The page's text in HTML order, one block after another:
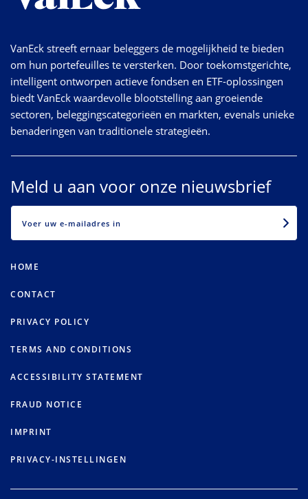
VanEck streeft ernaar beleggers de mogelijkheid te bieden
om hun portefeuilles te versterken. Door toekomstgerichte,
intelligent ontworpen actieve fondsen en ETF-oplossingen
biedt VanEck waardevolle blootstelling aan groeiende
sectoren, beleggingscategorieën en markten, evenals unieke
benaderingen van traditionele strategieën.
Meld u aan voor onze nieuwsbrief
HOME
CONTACT
PRIVACY POLICY
TERMS AND CONDITIONS
ACCESSIBILITY STATEMENT
FRAUD NOTICE
IMPRINT
PRIVACY-INSTELLINGEN